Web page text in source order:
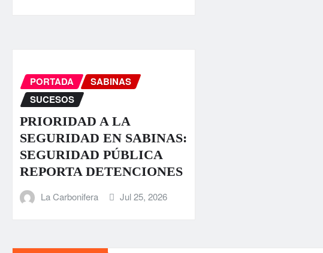
PORTADA
SABINAS
SUCESOS
PRIORIDAD A LA
SEGURIDAD EN SABINAS:
SEGURIDAD PÚBLICA
REPORTA DETENCIONES
La Carbonifera Jul 25, 2026